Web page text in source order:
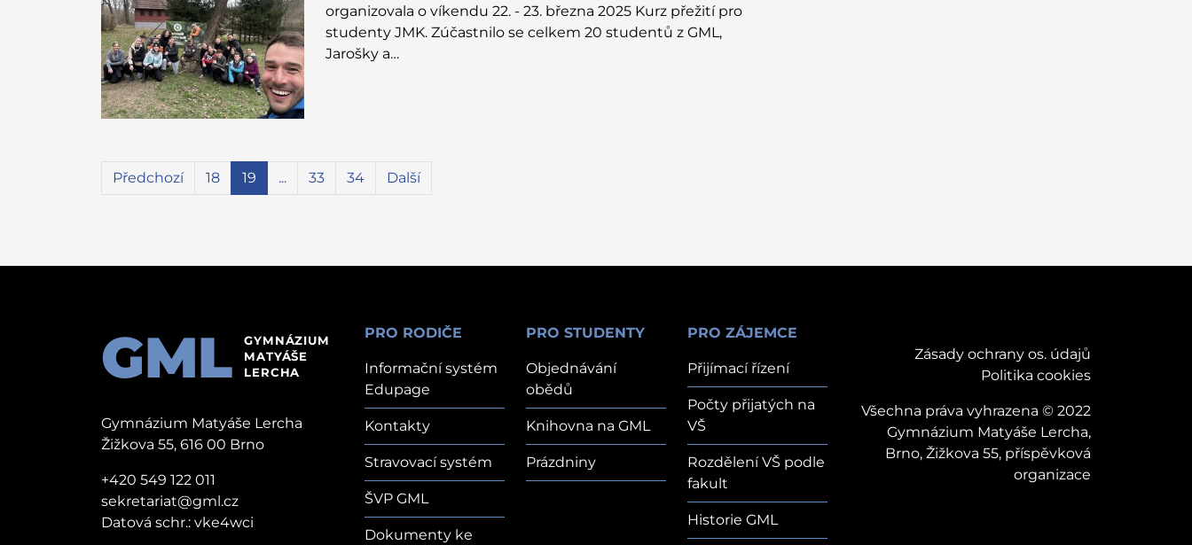
organizovala o víkendu 22. - 23. března 2025 Kurz přežití pro
studenty JMK. Zúčastnilo se celkem 20 studentů z GML,
Jarošky a…
Předchozí 18 19 ... 33 34 Další
GML
GYMNÁZIUM
MATYÁŠE
LERCHA
Gymnázium Matyáše Lercha
Žižkova 55, 616 00 Brno
+420 549 122 011
sekretariat@gml.cz
Datová schr.: vke4wci
PRO RODIČE
Informační systém
Edupage
Kontakty
Stravovací systém
ŠVP GML
Dokumenty ke
PRO STUDENTY
Objednávání
obědů
Knihovna na GML
Prázdniny
PRO ZÁJEMCE
Přijímací řízení
Počty přijatých na
VŠ
Rozdělení VŠ podle
fakult
Historie GML
Zásady ochrany os. údajů
Politika cookies
Všechna práva vyhrazena © 2022
Gymnázium Matyáše Lercha,
Brno, Žižkova 55, příspěvková
organizace